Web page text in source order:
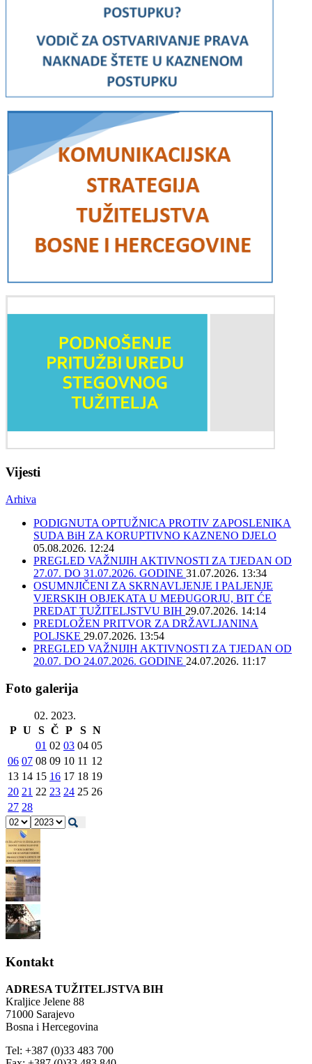
Vijesti
Arhiva
PODIGNUTA OPTUŽNICA PROTIV ZAPOSLENIKA
SUDA BiH ZA KORUPTIVNO KAZNENO DJELO
05.08.2026. 12:24
PREGLED VAŽNIJIH AKTIVNOSTI ZA TJEDAN OD
27.07. DO 31.07.2026. GODINE 31.07.2026. 13:34
OSUMNJIČENI ZA SKRNAVLJENJE I PALJENJE
VJERSKIH OBJEKATA U MEĐUGORJU, BIT ĆE
PREDAT TUŽITELJSTVU BIH 29.07.2026. 14:14
PREDLOŽEN PRITVOR ZA DRŽAVLJANINA
POLJSKE 29.07.2026. 13:54
PREGLED VAŽNIJIH AKTIVNOSTI ZA TJEDAN OD
20.07. DO 24.07.2026. GODINE 24.07.2026. 11:17
Foto galerija
02. 2023.
P U S Č P S N
01 02 03 04 05
06 07 08 09 10 11 12
13 14 15 16 17 18 19
20 21 22 23 24 25 26
27 28
Kontakt
ADRESA TUŽITELJSTVA BIH
Kraljice Jelene 88
71000 Sarajevo
Bosna i Hercegovina
Tel: +387 (0)33 483 700